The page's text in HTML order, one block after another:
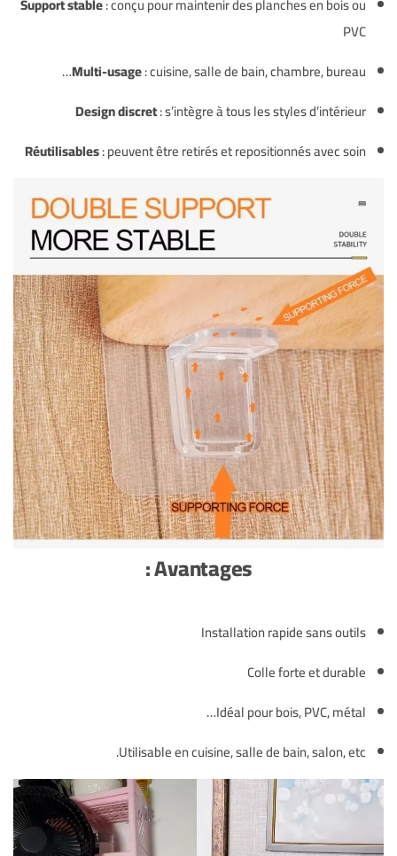
PVC
Multi-usage: cuisine, salle de bain, chambre, bureau…
Design discret: s’intègre à tous les styles d’intérieur
Réutilisables: peuvent être retirés et repositionnés avec soin
Avantages :
Installation rapide sans outils
Colle forte et durable
Idéal pour bois, PVC, métal…
Utilisable en cuisine, salle de bain, salon, etc.